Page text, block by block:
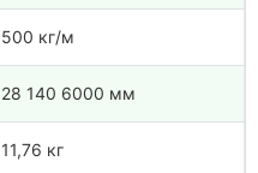
500 кг/м
28 140 6000 мм
11,76 кг